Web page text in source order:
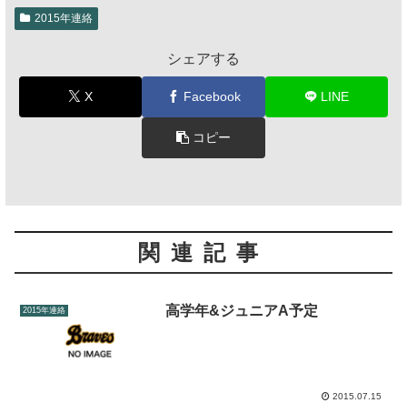
2015年連絡
シェアする
X Facebook LINE
コピー
関連記事
2015年連絡 高学年&ジュニアA予定
2015.07.15